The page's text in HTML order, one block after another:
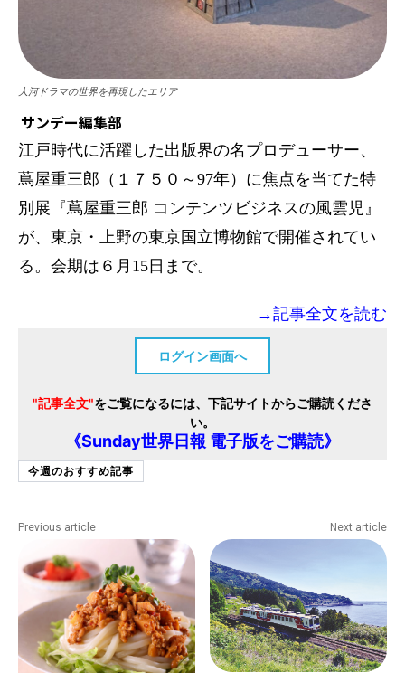
大河ドラマの世界を再現したエリア
サンデー編集部
江戸時代に活躍した出版界の名プロデューサー、
蔦屋重三郎（１７５０～97年）に焦点を当てた特
別展『蔦屋重三郎 コンテンツビジネスの風雲児』
が、東京・上野の東京国立博物館で開催されてい
る。会期は６月15日まで。
→記事全文を読む
ログイン画面へ
"記事全文"をご覧になるには、下記サイトからご購読くださ
い。
《Sunday世界日報 電子版をご購読》
今週のおすすめ記事
Previous article Next article